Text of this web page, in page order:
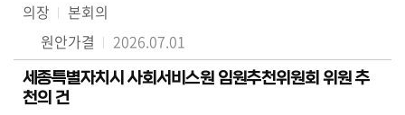
의장
본회의
원안가결
2026.07.01
세종특별자치시 사회서비스원 임원추천위원회 위원 추
천의 건